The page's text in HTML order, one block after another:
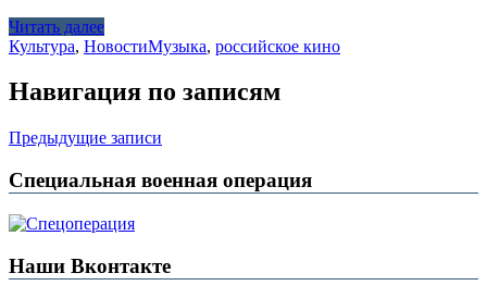
Читать далее
Культура, НовостиМузыка, российское кино
Навигация по записям
Предыдущие записи
Специальная военная операция
Наши Вконтакте